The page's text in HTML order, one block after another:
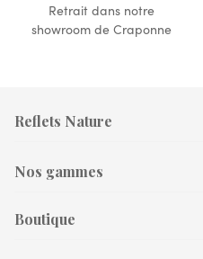
Retrait dans notre
showroom de Craponne
Reflets Nature
Nos gammes
Boutique